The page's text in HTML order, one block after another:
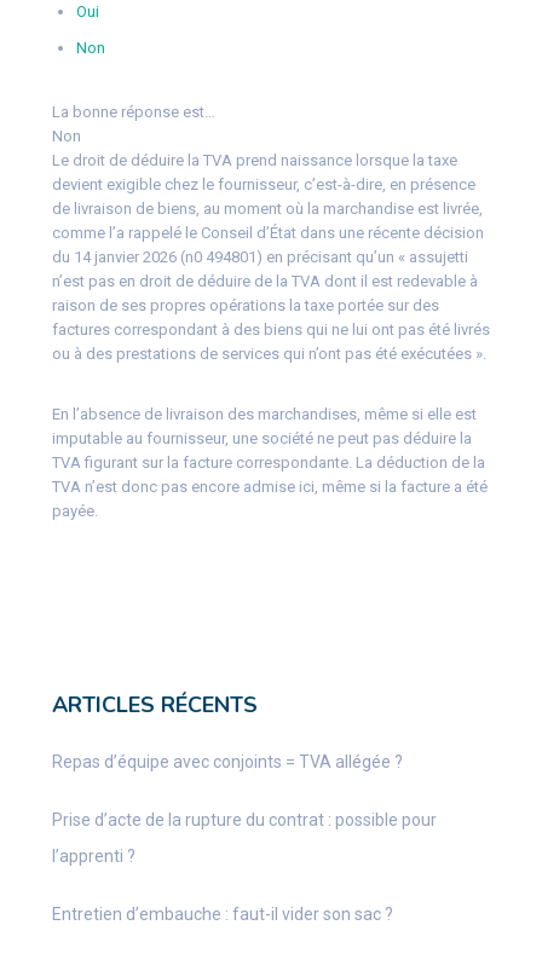
Oui
Non
La bonne réponse est…
Non
Le droit de déduire la TVA prend naissance lorsque la taxe
devient exigible chez le fournisseur, c’est-à-dire, en présence
de livraison de biens, au moment où la marchandise est livrée,
comme l’a rappelé le Conseil d’État dans une récente décision
du 14 janvier 2026 (n0 494801) en précisant qu’un « assujetti
n’est pas en droit de déduire de la TVA dont il est redevable à
raison de ses propres opérations la taxe portée sur des
factures correspondant à des biens qui ne lui ont pas été livrés
ou à des prestations de services qui n’ont pas été exécutées ».
En l’absence de livraison des marchandises, même si elle est
imputable au fournisseur, une société ne peut pas déduire la
TVA figurant sur la facture correspondante. La déduction de la
TVA n’est donc pas encore admise ici, même si la facture a été
payée.
ARTICLES RÉCENTS
Repas d’équipe avec conjoints = TVA allégée ?
Prise d’acte de la rupture du contrat : possible pour
l’apprenti ?
Entretien d’embauche : faut-il vider son sac ?